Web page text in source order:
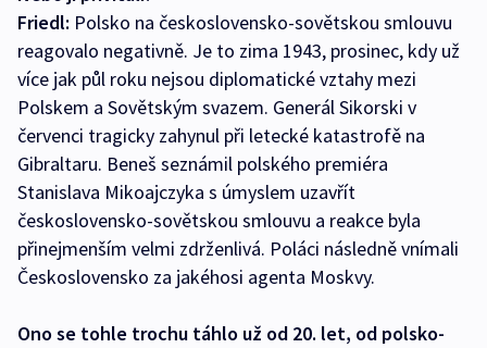
Friedl: Polsko na československo-sovětskou smlouvu
reagovalo negativně. Je to zima 1943, prosinec, kdy už
více jak půl roku nejsou diplomatické vztahy mezi
Polskem a Sovětským svazem. Generál Sikorski v
červenci tragicky zahynul při letecké katastrofě na
Gibraltaru. Beneš seznámil polského premiéra
Stanislava Mikoajczyka s úmyslem uzavřít
československo-sovětskou smlouvu a reakce byla
přinejmenším velmi zdrženlivá. Poláci následně vnímali
Československo za jakéhosi agenta Moskvy.
Ono se tohle trochu táhlo už od 20. let, od polsko-